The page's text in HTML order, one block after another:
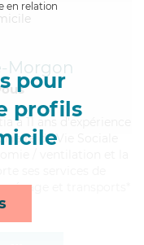
en relation
pour
profils
Morgon
a 11 ans d'expérience
de Vie Sociale
et transports*